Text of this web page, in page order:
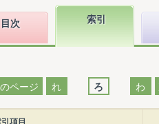
目次 索引
ページ れ ろ わ
項目